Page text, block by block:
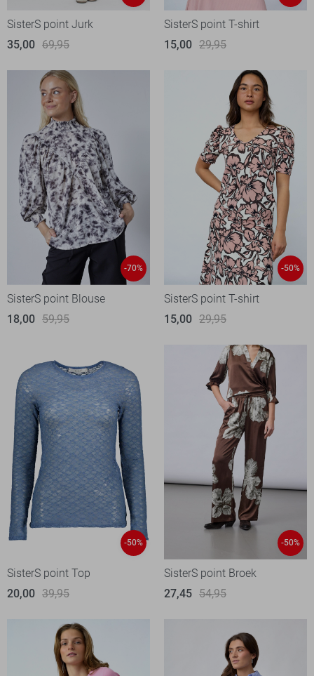
SisterS point Jurk
35,00 69,95
SisterS point T-shirt
15,00 29,95
-70%
SisterS point Blouse
18,00 59,95
-50%
SisterS point T-shirt
15,00 29,95
-50%
SisterS point Top
20,00 39,95
-50%
SisterS point Broek
27,45 54,95